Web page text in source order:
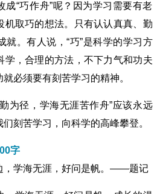
成“巧作舟”呢？因为学习需要有老
机取巧的想法。只有认认真真、勤
就。有人说，“巧”是科学的学习方
学，合理的方法，不下力气和功夫
必须要有刻苦学习的精神。
为径，学海无涯苦作舟”应该永远
刻苦学习，向科学的高峰攀登。
字
，学海无涯，好问是帆。――题记